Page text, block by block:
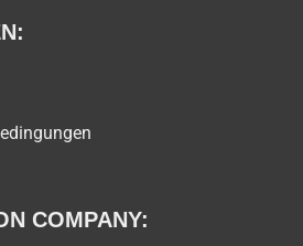
COMPANY: